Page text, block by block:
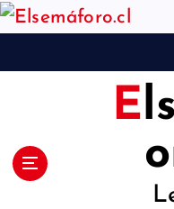
S
Elsemáf